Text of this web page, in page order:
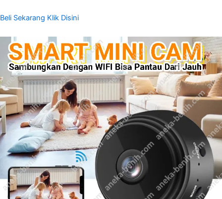
Beli Sekarang Klik Disini